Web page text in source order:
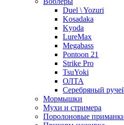
Duel \ Yozuri
Kosadaka
Kyoda
LureMax
Megabass
Pontoon 21
Strike Pro
TsuYoki
ОЛТА
Серебряный
Мормышки
Мухи и стримера
Поролоновые